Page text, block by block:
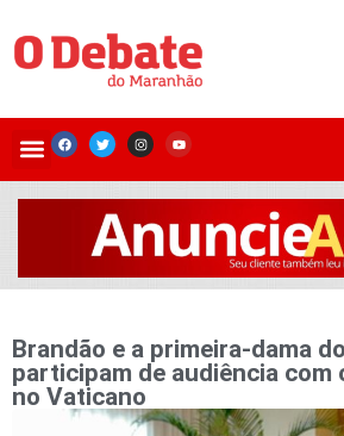
Brandão e a primeira-dama
participam de audiência com
no Vaticano